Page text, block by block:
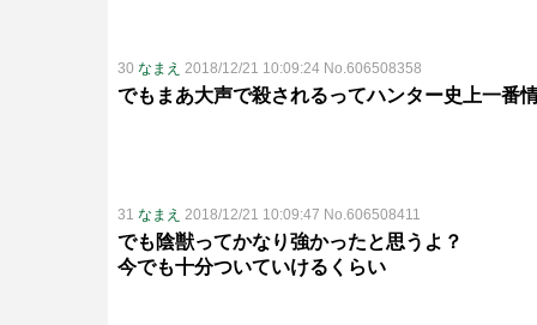
30 なまえ 2018/12/21 10:09:24 No.606508358
でもまあ大声で殺されるってハンター史上一番
31 なまえ 2018/12/21 10:09:47 No.606508411
でも陰獣ってかなり強かったと思うよ？
今でも十分ついていけるくらい